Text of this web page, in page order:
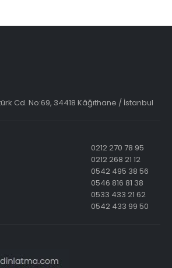
Cd. No:69, 34418 Kâğıthane / İstanbul
0212 270 78 95
0212 268 21 12
0542 495 38 56
0546 816 81 38
0533 433 21 62
0542 433 99 50